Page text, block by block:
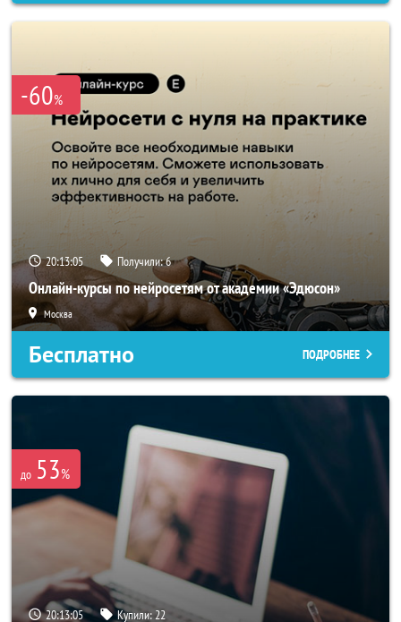
-60%
20:13:05 Получили:6
Онлайн-курсы по нейросетям от академии «Эдюсон»
Москва
Бесплатно ПОДРОБНЕЕ
до 53%
20:13:05 Купили:22